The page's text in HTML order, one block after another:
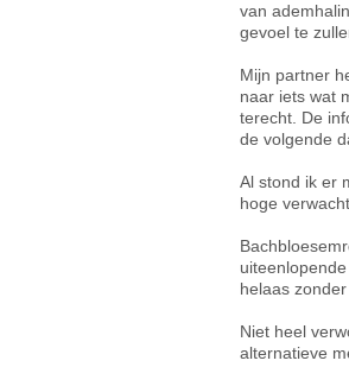
van
gevoel te
Mijn partner
naar iets wat
terecht. De
de volgende
Al stond ik er
hoge
helaas
Niet heel
alternatieve